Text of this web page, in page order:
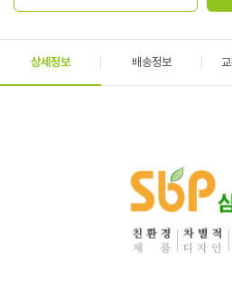
상세정보 배송정보